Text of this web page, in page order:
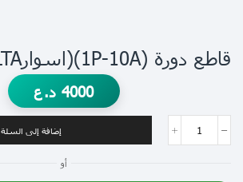
قاطع دورة (1P-10A)(اسوارVOLTA)
4000 د.ع
إضافة إلى السلة
أو